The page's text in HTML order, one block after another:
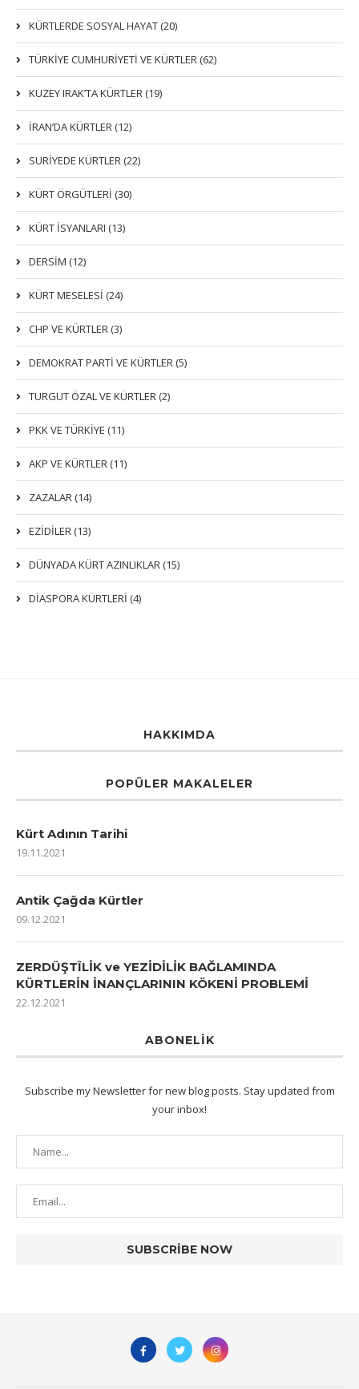
KÜRTLERDE SOSYAL HAYAT (20)
TÜRKİYE CUMHURİYETİ VE KÜRTLER (62)
KUZEY IRAK’TA KÜRTLER (19)
İRAN’DA KÜRTLER (12)
SURİYEDE KÜRTLER (22)
KÜRT ÖRGÜTLERİ (30)
KÜRT İSYANLARI (13)
DERSIM (12)
KÜRT MESELESİ (24)
CHP VE KÜRTLER (3)
DEMOKRAT PARTI VE KÜRTLER (5)
TURGUT ÖZAL VE KÜRTLER (2)
PKK VE TÜRKIYE (11)
AKP VE KÜRTLER (11)
ZAZALAR (14)
EZIDILER (13)
DÜNYADA KÜRT AZINLIKLAR (15)
DİASPORA KÜRTLERİ (4)
HAKKIMDA
POPÜLER MAKALELER
Kürt Adının Tarihi
19.11.2021
Antik Çağda Kürtler
09.12.2021
ZERDÜŞTÎLİK ve YEZİDİLİK BAĞLAMINDA
KÜRTLERİN İNANÇLARININ KÖKENİ PROBLEMİ
22.12.2021
ABONELIK
Subscribe my Newsletter for new blog posts. Stay updated from
your inbox!